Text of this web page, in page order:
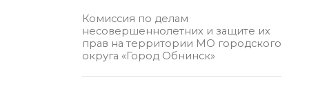
Комиссия по делам
несовершеннолетних и защите их
прав на территории МО городского
округа «Город Обнинск»